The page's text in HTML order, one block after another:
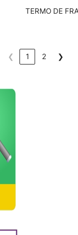
TERMO DE
❮ 1 2 ❯